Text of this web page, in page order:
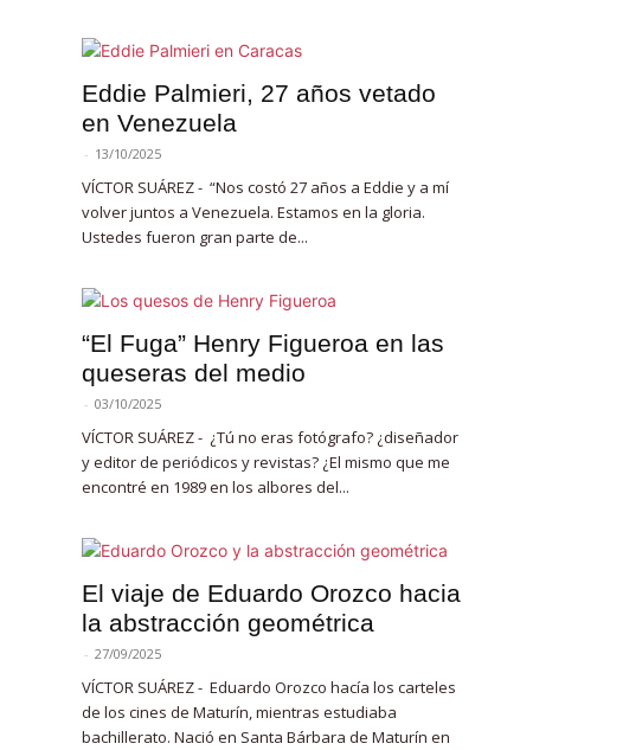
Eddie Palmieri, 27 años vetado
en Venezuela
- 13/10/2025
VÍCTOR SUÁREZ - “Nos costó 27 años a Eddie y a mí
volver juntos a Venezuela. Estamos en la gloria.
Ustedes fueron gran parte de...
“El Fuga” Henry Figueroa en las
queseras del medio
- 03/10/2025
VÍCTOR SUÁREZ - ¿Tú no eras fotógrafo? ¿diseñador
y editor de periódicos y revistas? ¿El mismo que me
encontré en 1989 en los albores del...
El viaje de Eduardo Orozco hacia
la abstracción geométrica
- 27/09/2025
VÍCTOR SUÁREZ - Eduardo Orozco hacía los carteles
de los cines de Maturín, mientras estudiaba
bachillerato. Nació en Santa Bárbara de Maturín en